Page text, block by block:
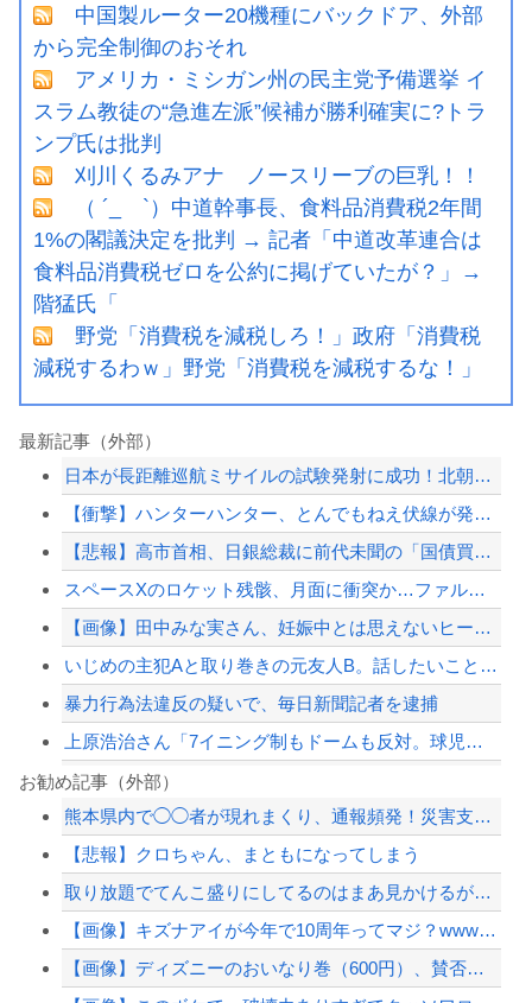
中国製ルーター20機種にバックドア、外部
から完全制御のおそれ
アメリカ・ミシガン州の民主党予備選挙 イ
スラム教徒の“急進左派”候補が勝利確実に?トラ
ンプ氏は批判
刈川くるみアナ ノースリーブの巨乳！！
（ ´_ゝ`）中道幹事長、食料品消費税2年間
1%の閣議決定を批判 → 記者「中道改革連合は
食料品消費税ゼロを公約に掲げていたが？」→
階猛氏「
野党「消費税を減税しろ！」政府「消費税
減税するわｗ」野党「消費税を減税するな！」
最新記事（外部）
日本が長距離巡航ミサイルの試験発射に成功！北朝鮮が激怒「日本が戦争国家になろうと...
【衝撃】ハンターハンター、とんでもねえ伏線が発掘される。クルタ族の虐殺犯人がツェ...
【悲報】高市首相、日銀総裁に前代未聞の「国債買い入れ」を要請
スペースXのロケット残骸、月面に衝突か…ファルコン9の上段！
【画像】田中みな実さん、妊娠中とは思えないヒール姿で登場してしまう
いじめの主犯Aと取り巻きの元友人B。話したいことがあると言って先生含めた話し合い...
暴力行為法違反の疑いで、毎日新聞記者を逮捕
上原浩治さん「7イニング制もドームも反対。球児の生の声を聞け！」
【衝撃】中国製ルーター20機種にバックドア発見！ ネットに繋ぐだけで35秒ごとに...
【悲報】嫁に15年間嘘つかれてて心が壊れてるから相手してくれ
【配信者】「金バエ」のSNS更新が1週間途絶え、様々な憶測が飛び交う。1週間ぶり...
【緊急速報】NYで警官が黒人男性の首を絞め、暴動第二波不可避へ
お勧め記事（外部）
熊本県内で◯◯者が現れまくり、通報頻発！災害支援にも悪影響が及んでしまう…
【悲報】クロちゃん、まともになってしまう
取り放題でてんこ盛りにしてるのはまあ見かけるが持ち帰りはなしでしょう、、、
【画像】キズナアイが今年で10周年ってマジ？wwwwwwwwwwwwwwwww
【画像】ディズニーのおいなり巻（600円）、賛否両論ｗｗｗｗｗｗｗｗｗ